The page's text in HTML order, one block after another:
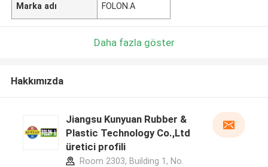
Marka adı FOLON.A
Daha fazla göster
Hakkımızda
Jiangsu Kunyuan Rubber &
Plastic Technology Co.,Ltd
üretici profili
Room 2303, Building 1, No.